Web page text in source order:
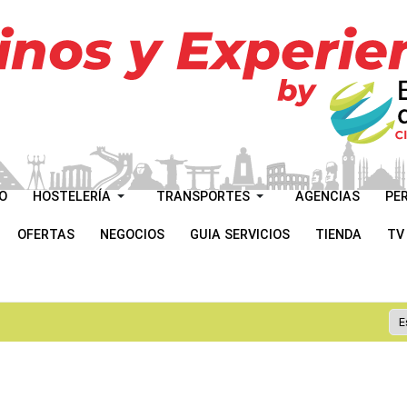
HOSTELERÍA TRANSPORTES AGENCIAS
OFERTAS NEGOCIOS GUIA SERVICIOS TIENDA TV